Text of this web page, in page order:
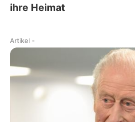
ihre Heimat
Artikel -